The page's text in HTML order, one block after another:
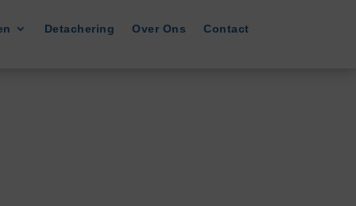
Detachering Over Ons Contact